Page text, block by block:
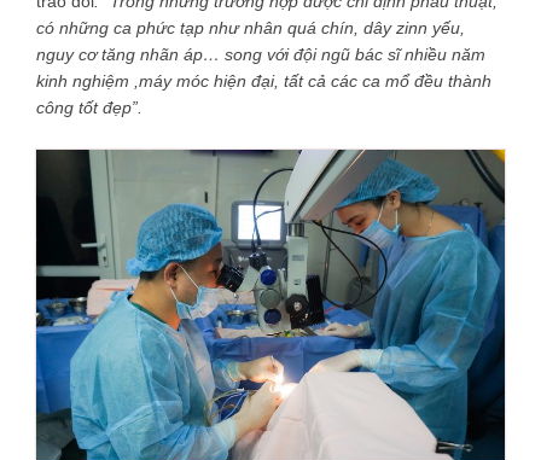
có những ca phức tạp như nhân quá chín, dây zinn yếu,
nguy cơ tăng nhãn áp… song với đội ngũ bác sĩ nhiều năm
kinh nghiệm ,máy móc hiện đại, tất cả các ca mổ đều thành
công tốt đẹp”.